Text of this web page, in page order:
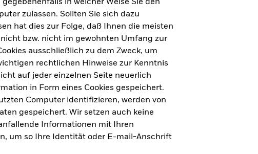
Bericht für Deutschland herunterladen
Bericht für Europa herunterladen
in welcher Weise Sie den
zulassen. Sollten Sie sich dazu
hat dies zur Folge, daß Ihnen die meisten
bzw. nicht im gewohnten Umfang zur
ausschließlich zu dem Zweck, um
rechtlichen Hinweise zur Kenntnis
auf jeder einzelnen Seite neuerlich
in Form eines Cookies gespeichert.
Computer identifizieren, werden von
gespeichert. Wir setzen auch keine
Informationen mit Ihren
um so Ihre Identität oder E-mail-Anschrift